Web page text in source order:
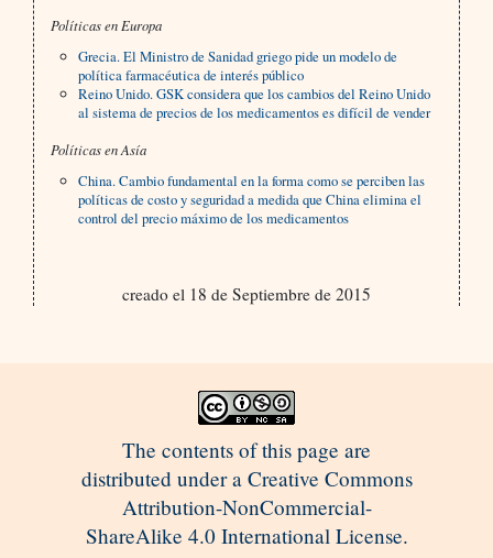
Políticas en Europa
Grecia. El Ministro de Sanidad griego pide un modelo de
política farmacéutica de interés público
Reino Unido. GSK considera que los cambios del Reino Unido
al sistema de precios de los medicamentos es difícil de vender
Políticas en Asía
China. Cambio fundamental en la forma como se perciben las
políticas de costo y seguridad a medida que China elimina el
control del precio máximo de los medicamentos
creado el 18 de Septiembre de 2015
The contents of this page are
distributed under a Creative Commons
Attribution-NonCommercial-
ShareAlike 4.0 International License.